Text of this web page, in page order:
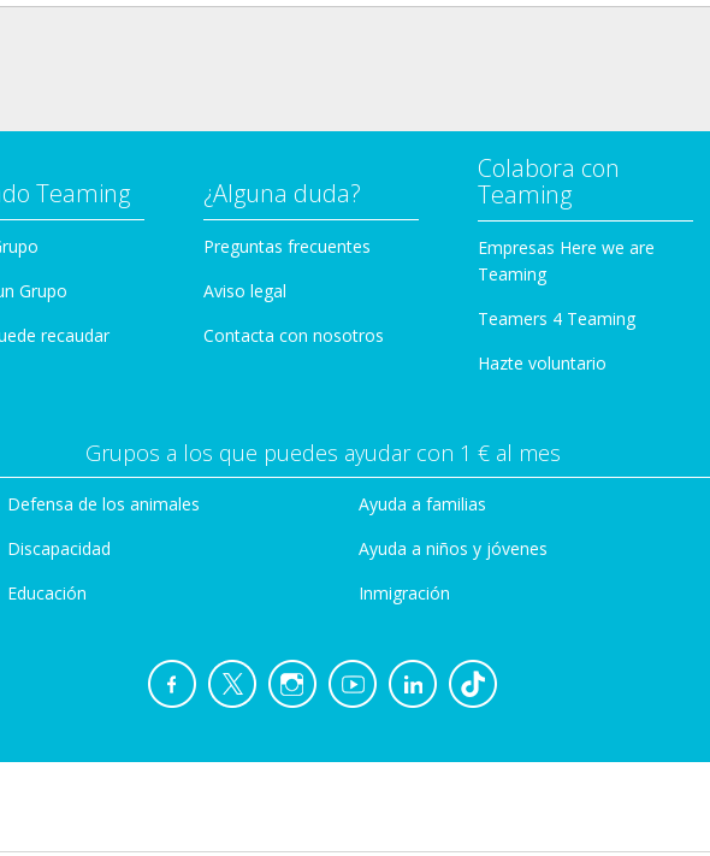
Teaming
Grupo
recaudar
¿Alguna duda?
Preguntas frecuentes
Aviso legal
Contacta con nosotros
Colabora con
Teaming
Empresas Here we are
Teaming
Teamers 4 Teaming
Hazte voluntario
Grupos a los que puedes ayudar con 1 € al mes
Defensa de los animales
Discapacidad
Educación
Ayuda a familias
Ayuda a niños y jóvenes
Inmigración